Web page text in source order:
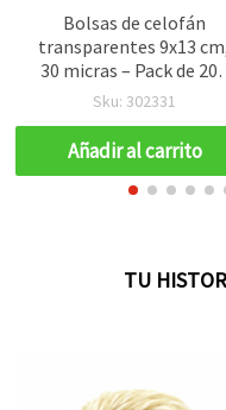
Bolsas de celofán
transparentes 9x13
30 micras – Pack de 200
unidades para
Sku: 302331
Añadir al carrito
TU